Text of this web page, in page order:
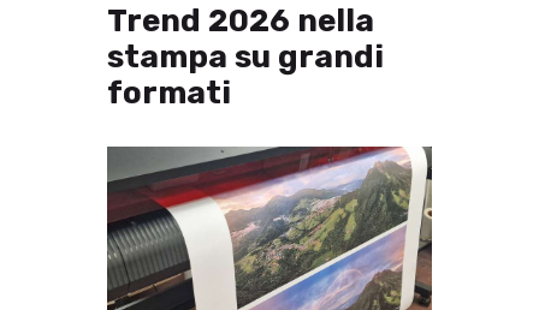
Trend 2026 nella
stampa su grandi
formati